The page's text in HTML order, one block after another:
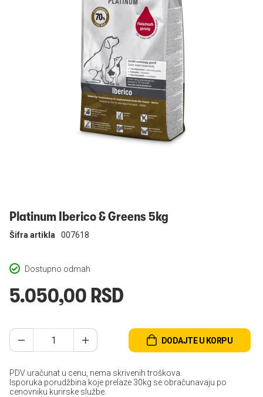
Platinum Iberico & Greens 5kg
Dostupno odmah
Šifra artikla 007618
5.050,00 RSD
DODAJTE U KORPU
PDV uračunat u cenu, nema skrivenih troškova.
Isporuka porudžbina koje prelaze 30kg se obračunavaju po
cenovniku kurirske službe.